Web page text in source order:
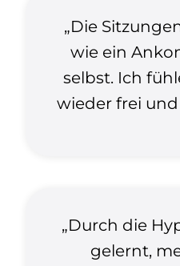
„Die
wie ein
selbst. Ich
wieder frei und
„Durch die
gelernt,